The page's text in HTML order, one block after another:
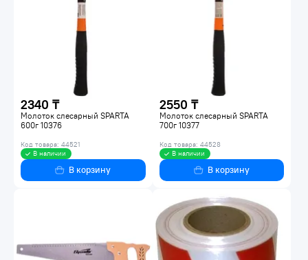
2340 ₸
Молоток слесарный SPARTA
600г 10376
Код товара: 44521
В наличии
В корзину
2550 ₸
Молоток слесарный SPARTA
700г 10377
Код товара: 44528
В наличии
В корзину